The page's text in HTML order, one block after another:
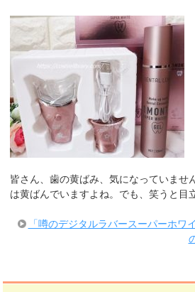
皆さん、歯の黄ばみ、気になっていませ
は黄ばんでいますよね。でも、笑うと目
「噂のデジタルラバースーパーホワ